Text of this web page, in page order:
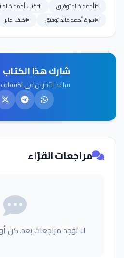
#أحمد خالد توفيق
#كتب أحمد خالد
#سيرة أحمد خالد توفيق
#خلف جابر
شارك هذا الكتاب
ساعد الآخرين في
مراجعات القرّاء
لا توجد مراجعات بعد. كن